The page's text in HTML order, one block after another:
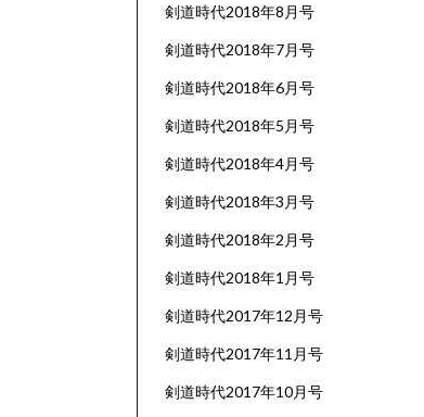
剣道時代2018年8月号
剣道時代2018年7月号
剣道時代2018年6月号
剣道時代2018年5月号
剣道時代2018年4月号
剣道時代2018年3月号
剣道時代2018年2月号
剣道時代2018年1月号
剣道時代2017年12月号
剣道時代2017年11月号
剣道時代2017年10月号